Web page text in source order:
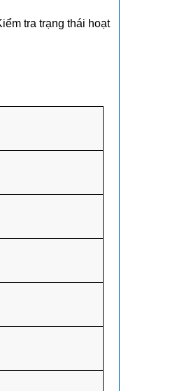
tra trạng thái hoạt